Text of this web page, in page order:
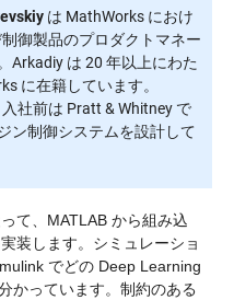
は MathWorks におけ
御製品のプロダクトマネー
Arkadiy は 20 年以上にわた
に在籍しています。
社前は Pratt & Whitney で
ン制御システムを設計して
て、MATLAB から組み込
装します。シミュレーショ
でどの Deep Learning
かっています。制約のある